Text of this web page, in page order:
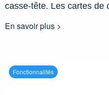
casse-tête. Les cartes de
En savoir plus >
Fonctionnalités